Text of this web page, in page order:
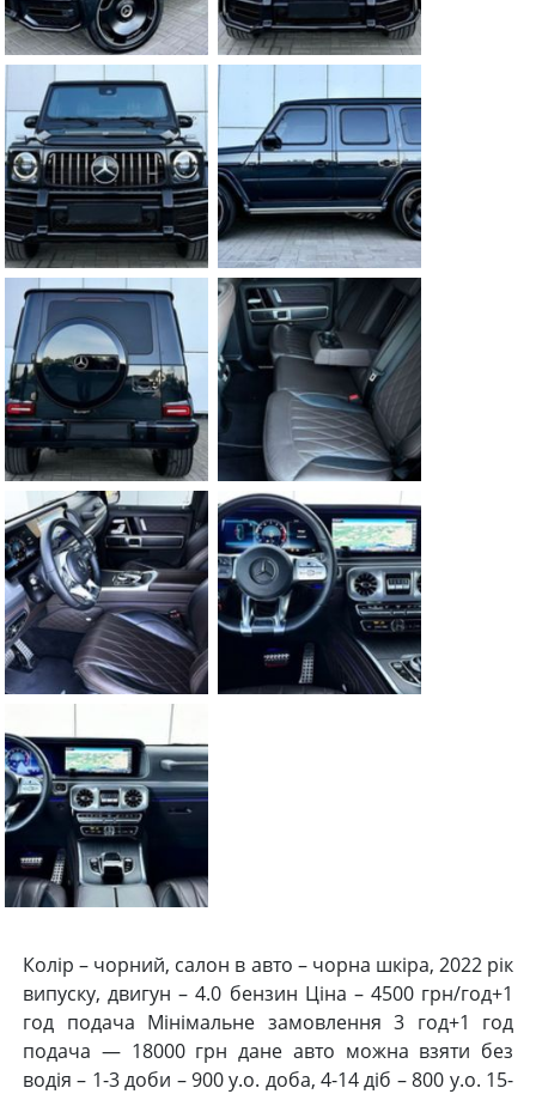
Колір – чорний, салон в авто – чорна шкіра, 2022 рік
випуску, двигун – 4.0 бензин Ціна – 4500 грн/год+1
год подача Мінімальне замовлення 3 год+1 год
подача — 18000 грн дане авто можна взяти без
водія – 1-3 доби – 900 у.о. доба, 4-14 діб – 800 у.о. 15-